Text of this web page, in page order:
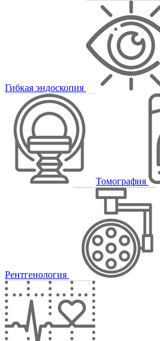
Гибкая эндоскопия
Томография
Рентгенология